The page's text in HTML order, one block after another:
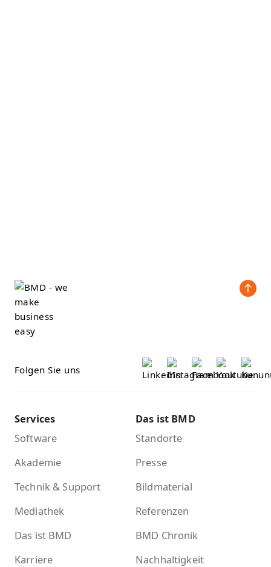
Folgen Sie uns
Services
Software
Akademie
Technik & Support
Mediathek
Das ist BMD
Karriere
Das ist BMD
Standorte
Presse
Bildmaterial
Referenzen
BMD Chronik
Nachhaltigkeit